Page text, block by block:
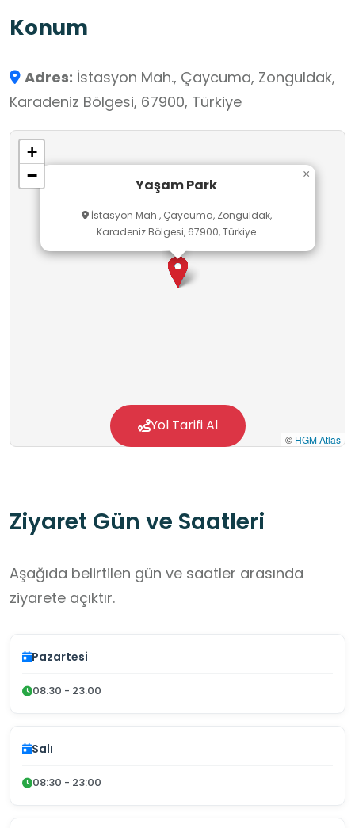
Konum
Adres: İstasyon Mah., Çaycuma, Zonguldak,
Karadeniz Bölgesi, 67900, Türkiye
Yaşam Park
İstasyon Mah., Çaycuma, Zonguldak,
Karadeniz Bölgesi, 67900, Türkiye
×
+
−
© HGM Atlas
Yol Tarifi Al
Ziyaret Gün ve Saatleri
Aşağıda belirtilen gün ve saatler arasında
ziyarete açıktır.
Pazartesi
08:30 - 23:00
Salı
08:30 - 23:00